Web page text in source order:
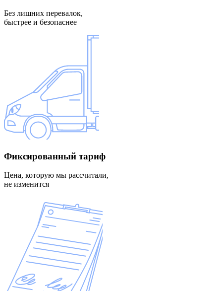
Без лишних перевалок,
быстрее и безопаснее
Фиксированный тариф
Цена, которую мы рассчитали,
не изменится